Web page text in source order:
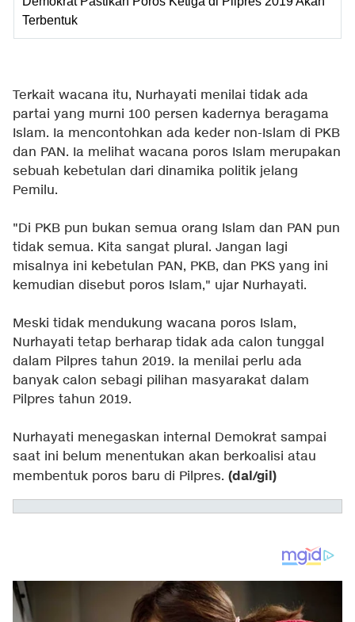
Terbentuk
Terkait wacana itu, Nurhayati menilai tidak ada
partai yang murni 100 persen kadernya beragama
Islam. Ia mencontohkan ada keder non-Islam di PKB
dan PAN. Ia melihat wacana poros Islam merupakan
sebuah kebetulan dari dinamika politik jelang
Pemilu.
"Di PKB pun bukan semua orang Islam dan PAN pun
tidak semua. Kita sangat plural. Jangan lagi
misalnya ini kebetulan PAN, PKB, dan PKS yang ini
kemudian disebut poros Islam," ujar Nurhayati.
Meski tidak mendukung wacana poros Islam,
Nurhayati tetap berharap tidak ada calon tunggal
dalam Pilpres tahun 2019. Ia menilai perlu ada
banyak calon sebagi pilihan masyarakat dalam
Pilpres tahun 2019.
Nurhayati menegaskan internal Demokrat sampai
saat ini belum menentukan akan berkoalisi atau
membentuk poros baru di Pilpres. (dal/gil)